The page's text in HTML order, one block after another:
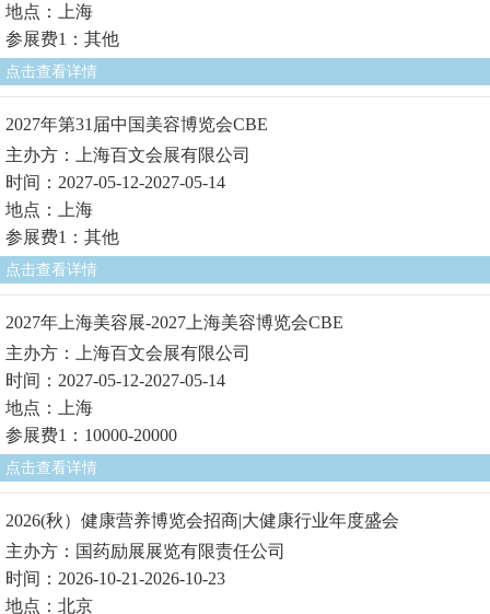
地点：上海
参展费1：其他
点击查看详情
2027年第31届中国美容博览会CBE
主办方：上海百文会展有限公司
时间：2027-05-12-2027-05-14
地点：上海
参展费1：其他
点击查看详情
2027年上海美容展-2027上海美容博览会CBE
主办方：上海百文会展有限公司
时间：2027-05-12-2027-05-14
地点：上海
参展费1：10000-20000
点击查看详情
2026(秋）健康营养博览会招商|大健康行业年度盛会
主办方：国药励展展览有限责任公司
时间：2026-10-21-2026-10-23
地点：北京